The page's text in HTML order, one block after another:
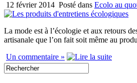
12 février 2014 Posté dans Ecolo au
La mode est à l’écologie et aux retours
artisanale que l’on fait soit même au
Un commentaire »